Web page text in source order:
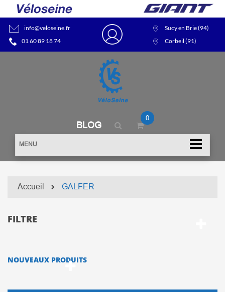
info@veloseine.fr
01 60 89 18 74
Sucy en Brie (94)
Corbeil (91)
BLOG
0
MENU
Accueil GALFER
FILTRE
NOUVEAUX PRODUITS